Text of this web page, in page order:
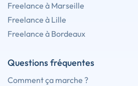
Freelance à Marseille
Freelance à Lille
Freelance à Bordeaux
Questions fréquentes
Comment ça marche ?